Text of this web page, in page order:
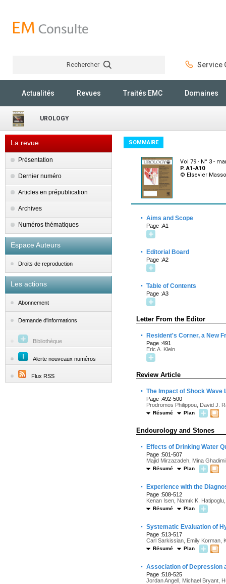
Rechercher Service
Actualités Revues Traités EMC Domaines
UROLOGY
La revue
Présentation
Dernier numéro
Articles en prépublication
Archives
Numéros thématiques
Espace Auteurs
Droits de reproduction
Les actions
Abonnement
Demande d'informations
Bibliothèque
Alerte nouveaux numéros
Flux RSS
SOMMAIRE
Vol 79 - N° 3 -
P. A1-A10
© Elsevier
· Aims and Scope
Page :A1
· Editorial Board
Page :A2
· Table of Contents
Page :A3
Letter From the Editor
· Resident's Corner, a New
Page :491
Eric A. Klein
Review Article
· The Impact of Shock
Page :492-500
Prodromos Philippou, David J.
Résumé Plan
Endourology and Stones
· Effects of Drinking Water
Page :501-507
Majid Mirzazadeh, Mina
Résumé Plan
· Experience with the
Page :508-512
Kenan Isen, Namık K.
Résumé Plan
· Systematic Evaluation of
Page :513-517
Carl Sarkissian, Emily Korman,
Résumé Plan
· Association of Depression
Page :518-525
Jordan Angell, Michael Bryant,